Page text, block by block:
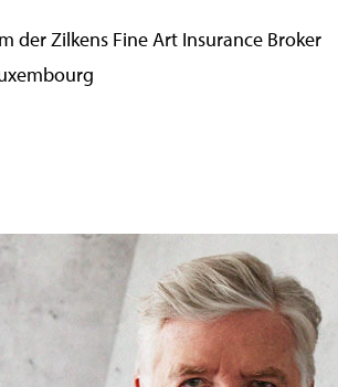
der Zilkens Fine Art Insurance Broker